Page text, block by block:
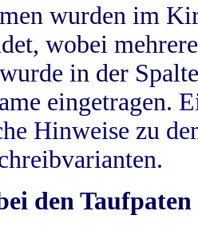
wurden im
wobei
in der
eingetragen.
Hinweise zu
den Taufpaten